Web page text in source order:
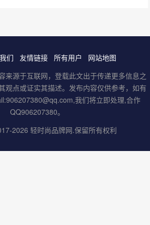
们 友情链接 所有用户
网站地图
来源于互联网，登载此文出于传递更多信息之
观点或证实其描述。发布内容仅供参考，如有
我们将立即处理,合作
QQ906207380。
2026 轻时尚品牌网.保留所有权利